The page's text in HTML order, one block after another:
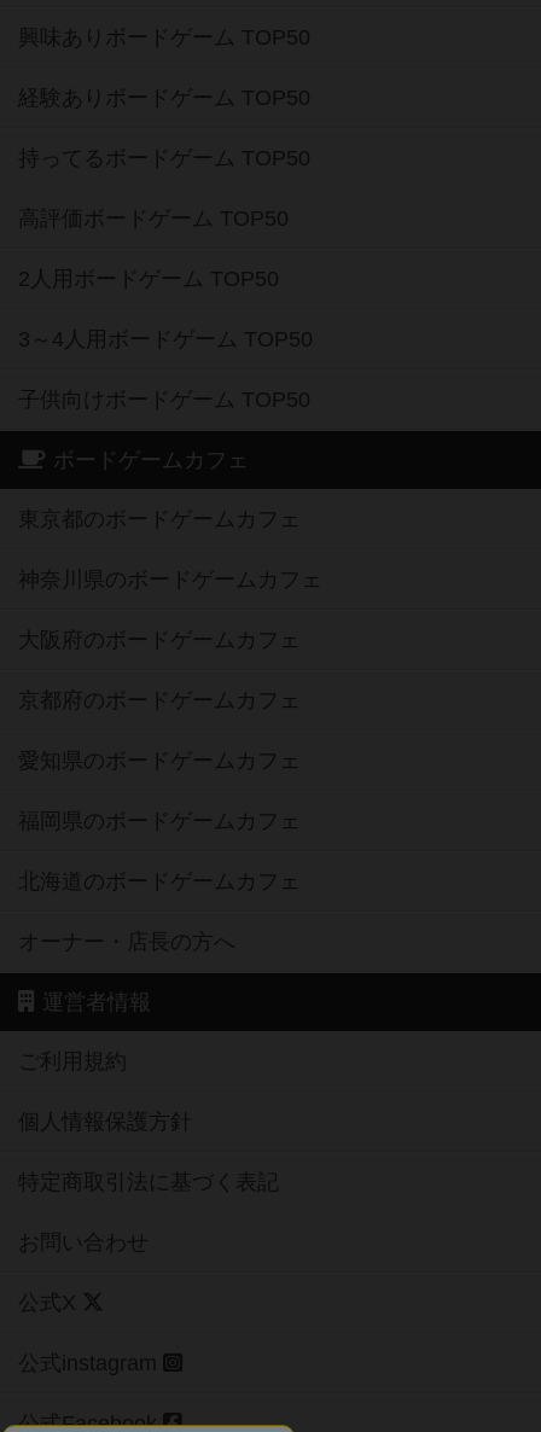
興味ありボードゲーム TOP50
経験ありボードゲーム TOP50
持ってるボードゲーム TOP50
高評価ボードゲーム TOP50
2人用ボードゲーム TOP50
3～4人用ボードゲーム TOP50
子供向けボードゲーム TOP50
ボードゲームカフェ
東京都のボードゲームカフェ
神奈川県のボードゲームカフェ
大阪府のボードゲームカフェ
京都府のボードゲームカフェ
愛知県のボードゲームカフェ
福岡県のボードゲームカフェ
北海道のボードゲームカフェ
オーナー・店長の方へ
運営者情報
ご利用規約
個人情報保護方針
特定商取引法に基づく表記
お問い合わせ
公式X
公式instagram
公式Facebook